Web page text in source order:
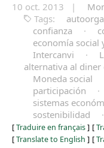
10 oct. 2013 |
Tags:
confianza
·
economía social
Intercanvi
·
alternativa al diner
Moneda social
participación
·
sistemas
sostenibilidad
·
[Traduire en français] [
[Translate to English ] [